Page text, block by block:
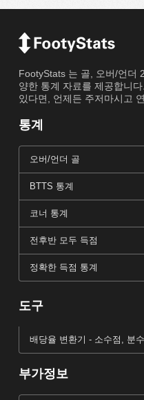
FootyStats 는 골, 오버/언더
양한 통계 자료를 제공합니
있다면, 언제든 주저마시고
통계
오버/언더 골
BTTS 통계
코너 통계
전후반 모두 득점
정확한 득점 통계
도구
배당율 변환기 - 소수점, 분
부가정보